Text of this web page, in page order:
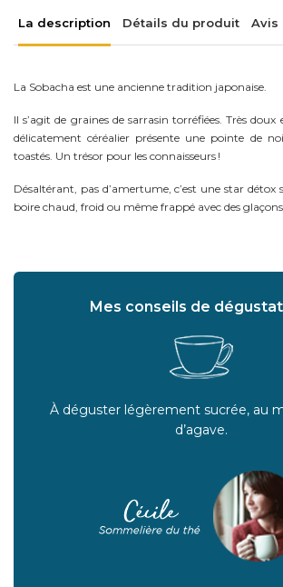
La description Détails du produit Avis
La Sobacha est une ancienne tradition japonaise.
Il s’agit de graines de sarrasin torréfiées. Très
délicatement céréalier présente une pointe de
toastés. Un trésor pour les connaisseurs !
Désaltérant, pas d’amertume, c’est une star détox
boire chaud, froid ou même frappé avec des
Mes conseils de
À déguster légèrement sucrée, au miel ou sirop
d’agave.